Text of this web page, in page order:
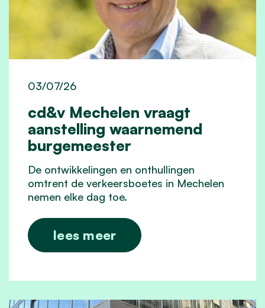
cd&v Mechelen vraagt
aanstelling waarnemend
burgemeester
03/07/26
De ontwikkelingen en onthullingen
omtrent de verkeersboetes in Mechelen
nemen elke dag toe.
lees meer